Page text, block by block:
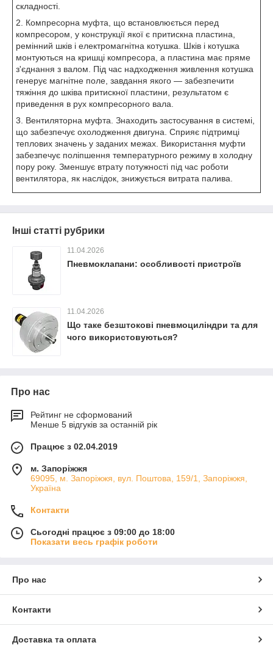
складності.
2. Компресорна муфта, що встановлюється перед
компресором, у конструкції якої є притискна пластина,
ремінний шків і електромагнітна котушка. Шків і котушка
монтуються на кришці компресора, а пластина має пряме
з'єднання з валом. Під час надходження живлення котушка
генерує магнітне поле, завдання якого — забезпечити
тяжіння до шківа притискної пластини, результатом є
приведення в рух компресорного вала.
3. Вентиляторна муфта. Знаходить застосування в системі,
що забезпечує охолодження двигуна. Сприяє підтримці
теплових значень у заданих межах. Використання муфти
забезпечує поліпшення температурного режиму в холодну
пору року. Зменшує втрату потужності під час роботи
вентилятора, як наслідок, знижується витрата палива.
Інші статті рубрики
11.04.2026
Пневмоклапани: особливості пристроїв
11.04.2026
Що таке безштокові пневмоциліндри та для
чого використовуються?
Про нас
Рейтинг не сформований
Менше 5 відгуків за останній рік
Працює з 02.04.2019
м. Запоріжжя
69095, м. Запоріжжя, вул. Поштова, 159/1, Запоріжжя,
Україна
Контакти
Сьогодні працює з 09:00 до 18:00
Показати весь графік роботи
Про нас
Контакти
Доставка та оплата